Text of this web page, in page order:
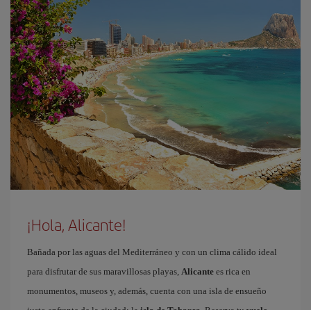
¡Hola, Alicante!
Bañada por las aguas del Mediterráneo y con un clima cálido ideal
para disfrutar de sus maravillosas playas, Alicante es rica en
monumentos, museos y, además, cuenta con una isla de ensueño